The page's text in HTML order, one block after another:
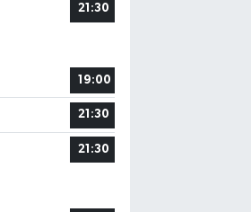
21:30
19:00
21:30
21:30